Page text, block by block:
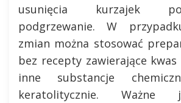
usunięcia kurzajek
podgrzewanie. W
zmian można stosować
bez recepty zawierające
inne substancje
keratolitycznie. Ważne